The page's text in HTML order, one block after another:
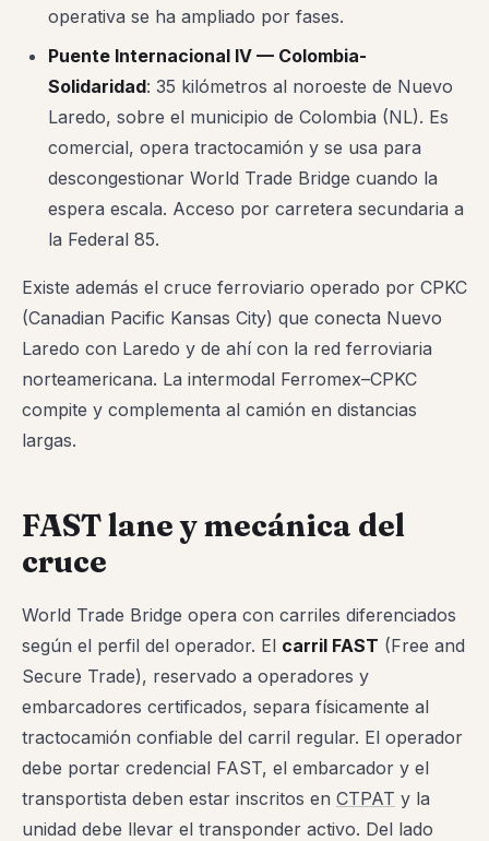
operativa se ha ampliado por fases.
Puente Internacional IV — Colombia-
Solidaridad: 35 kilómetros al noroeste de Nuevo
Laredo, sobre el municipio de Colombia (NL). Es
comercial, opera tractocamión y se usa para
descongestionar World Trade Bridge cuando la
espera escala. Acceso por carretera secundaria a
la Federal 85.
Existe además el cruce ferroviario operado por CPKC
(Canadian Pacific Kansas City) que conecta Nuevo
Laredo con Laredo y de ahí con la red ferroviaria
norteamericana. La intermodal Ferromex–CPKC
compite y complementa al camión en distancias
largas.
FAST lane y mecánica del
cruce
World Trade Bridge opera con carriles diferenciados
según el perfil del operador. El carril FAST (Free and
Secure Trade), reservado a operadores y
embarcadores certificados, separa físicamente al
tractocamión confiable del carril regular. El operador
debe portar credencial FAST, el embarcador y el
transportista deben estar inscritos en CTPAT y la
unidad debe llevar el transponder activo. Del lado